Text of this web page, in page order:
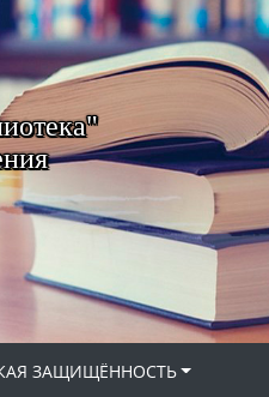
ЗАЩИЩЁННОСТЬ